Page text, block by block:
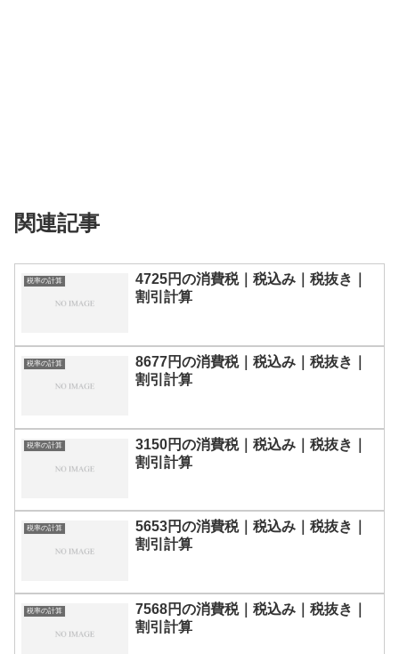
関連記事
税率の計算
4725円の消費税｜税込み｜税抜き｜
割引計算
税率の計算
8677円の消費税｜税込み｜税抜き｜
割引計算
税率の計算
3150円の消費税｜税込み｜税抜き｜
割引計算
税率の計算
5653円の消費税｜税込み｜税抜き｜
割引計算
税率の計算
7568円の消費税｜税込み｜税抜き｜
割引計算